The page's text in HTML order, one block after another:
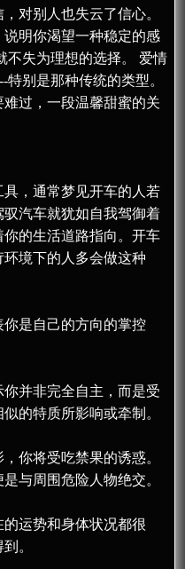
对别人也失云了信心。
明你渴望一种稳定的感
不失为理想的选择。 爱情
特别是那种传统的类型。
过，一段温馨甜蜜的关
，通常梦见开车的人若
汽车就犹如自我驾御着
的生活道路指向。开车
境下的人多会做这种
是自己的方向的掌控
并非完全自主，而是受
的特质所影响或牵制。
你将受吃禁果的诱惑。
与周围危险人物绝交。
运势和身体状况都很
。